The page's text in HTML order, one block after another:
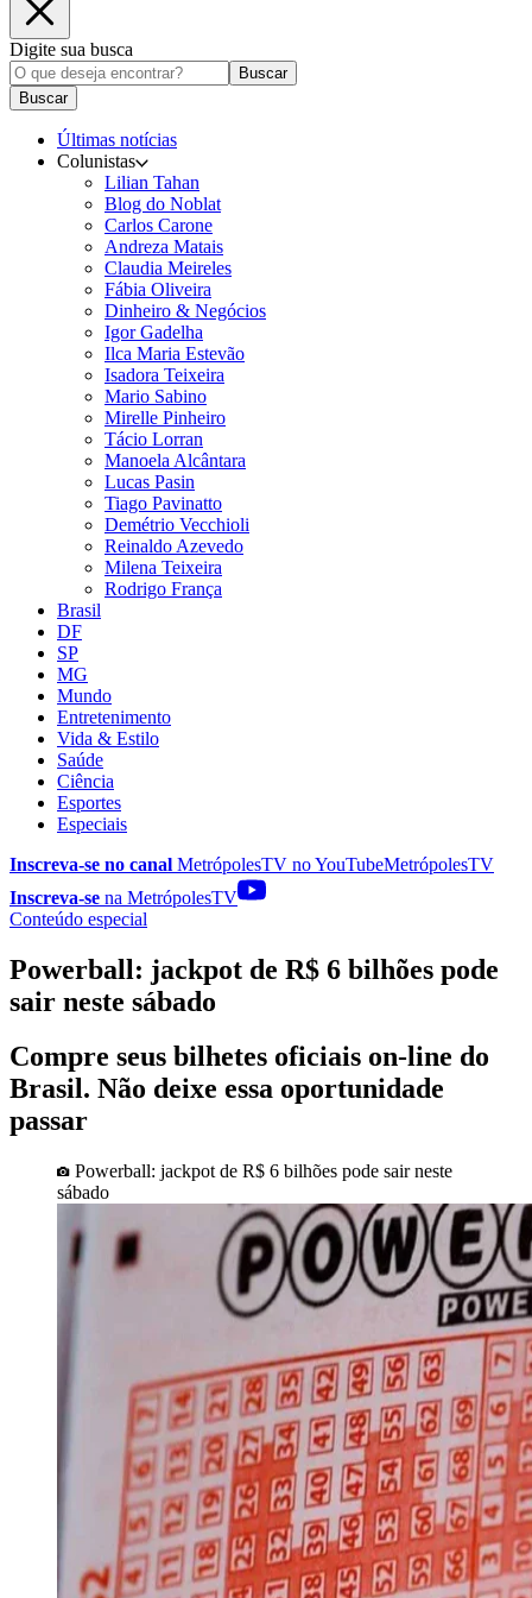
Digite sua busca
Buscar
Buscar
Últimas notícias
Colunistas
Lilian Tahan
Blog do Noblat
Carlos Carone
Andreza Matais
Claudia Meireles
Fábia Oliveira
Dinheiro & Negócios
Igor Gadelha
Ilca Maria Estevão
Isadora Teixeira
Mario Sabino
Mirelle Pinheiro
Tácio Lorran
Manoela Alcântara
Lucas Pasin
Tiago Pavinatto
Demétrio Vecchioli
Reinaldo Azevedo
Milena Teixeira
Rodrigo França
Brasil
DF
SP
MG
Mundo
Entretenimento
Vida & Estilo
Saúde
Ciência
Esportes
Especiais
Inscreva-se no canal MetrópolesTV noYouTubeMetrópolesTV
Inscreva-se na MetrópolesTV
Conteúdo especial
Powerball: jackpot de R$ 6 bilhões pode
sair neste sábado
Compre seus bilhetes oficiais on-line do
Brasil. Não deixe essa oportunidade
passar
Powerball: jackpot de R$ 6 bilhões pode sair neste
sábado